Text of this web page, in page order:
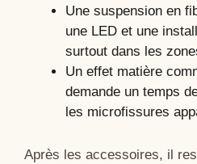
Une suspension en
une LED et une
surtout dans les
Un effet matière
demande un temps
les microfissures
Après les accessoires, il